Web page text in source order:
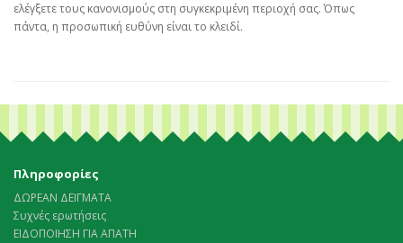
ελέγξετε τους κανονισμούς στη συγκεκριμένη περιοχή σας. Όπως
πάντα, η προσωπική ευθύνη είναι το κλειδί.
Πληροφορίες
ΔΩΡΕΑΝ ΔΕΙΓΜΑΤΑ
Συχνές ερωτήσεις
ΕΙΔΟΠΟΙΗΣΗ ΓΙΑ ΑΠΑΤΗ